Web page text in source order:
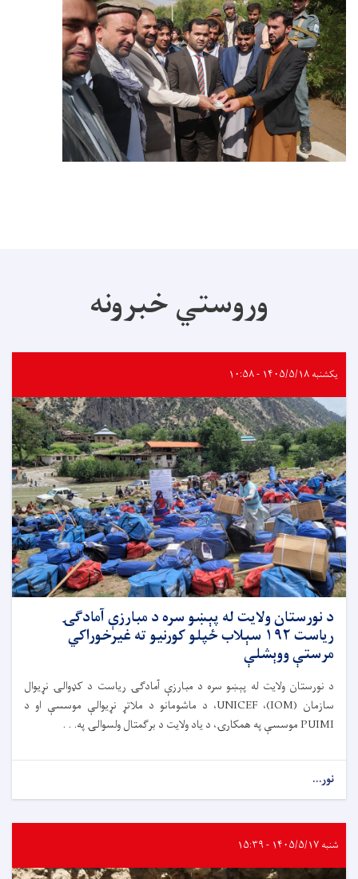
وروستي خبرونه
یکشنبه ۱۴۰۵/۵/۱۸ - ۱۰:۵۸
د نورستان ولایت له پېښو سره د مبارزې آمادګۍ
ریاست ۱۹۲ سېلاب ځپلو کورنیو ته غیرخوراکي
مرستې ووېشلې
د نورستان ولایت له پېښو سره د مبارزې آمادګۍ ریاست د کډوالۍ نړیوال
سازمان (IOM)، UNICEF، د ماشومانو د ملاتړ نړیوالې موسسې او د
PUIMI موسسې په همکارۍ، د یاد ولایت د برګمتال ولسوالۍ په. . .
نور...
شنبه ۱۴۰۵/۵/۱۷ - ۱۵:۳۹